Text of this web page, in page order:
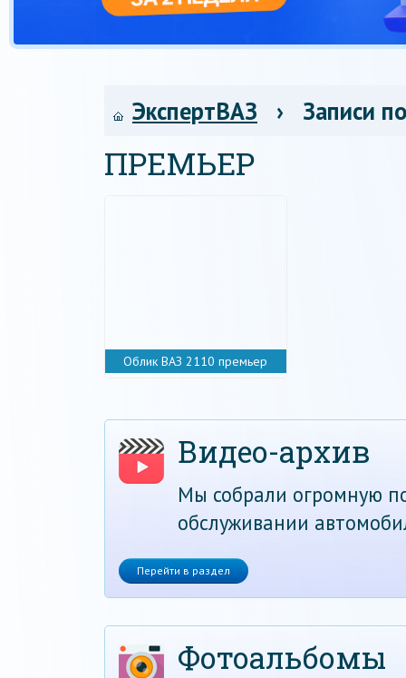
ЭкспертВАЗ › Записи
ПРЕМЬЕР
Облик ВАЗ 2110 премьер
Видео-архив
Мы собрали огромную
обслуживании
Перейти в раздел
Фотоальбомы